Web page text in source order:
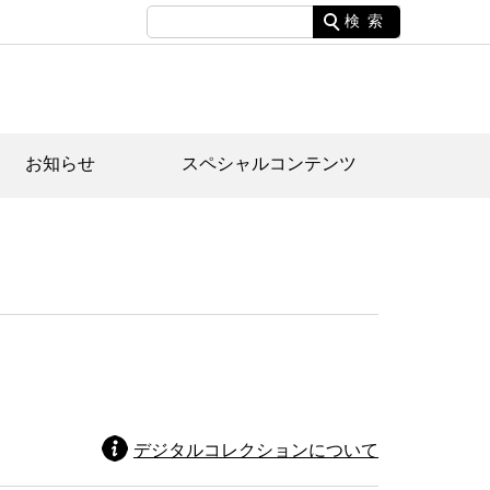
検索
お知らせ スペシャルコンテンツ
デジタルコレクションについて